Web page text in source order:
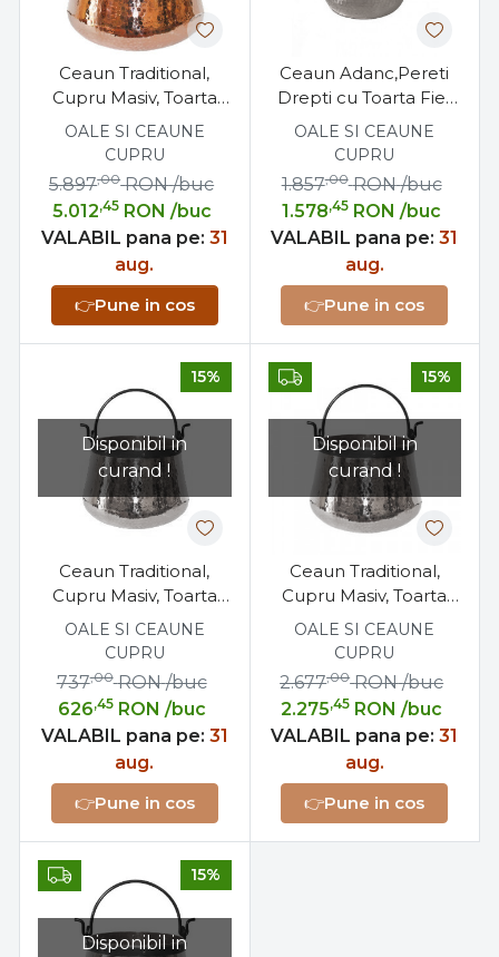
Ceaun Traditional,
Cupru Masiv, Toarta
Fier Forjat, 200 Litri
OALE SI CEAUNE
CUPRU
5.012,45 RON /buc
5.897,00 RON /buc
VALABIL pana pe: 31
aug.
👉Pune in cos
Ceaun Adanc,Pereti
Drepti cu Toarta Fier
Forjat, 40 Litri
OALE SI CEAUNE
CUPRU
1.578,45 RON /buc
1.857,00 RON /buc
VALABIL pana pe: 31
aug.
👉Pune in cos
Disponibil in
curand !
15%
Ceaun Traditional,
Cupru Masiv, Toarta
Fier Forjat, 5 Litri
OALE SI CEAUNE
CUPRU
626,45 RON /buc
737,00 RON /buc
VALABIL pana pe: 31
aug.
👉Pune in cos
Disponibil in
curand !
15%
Ceaun Traditional,
Cupru Masiv, Toarta
Fier Forjat, 60 Litri
OALE SI CEAUNE
CUPRU
2.275,45 RON /buc
2.677,00 RON /buc
VALABIL pana pe: 31
aug.
👉Pune in cos
Disponibil in
15%